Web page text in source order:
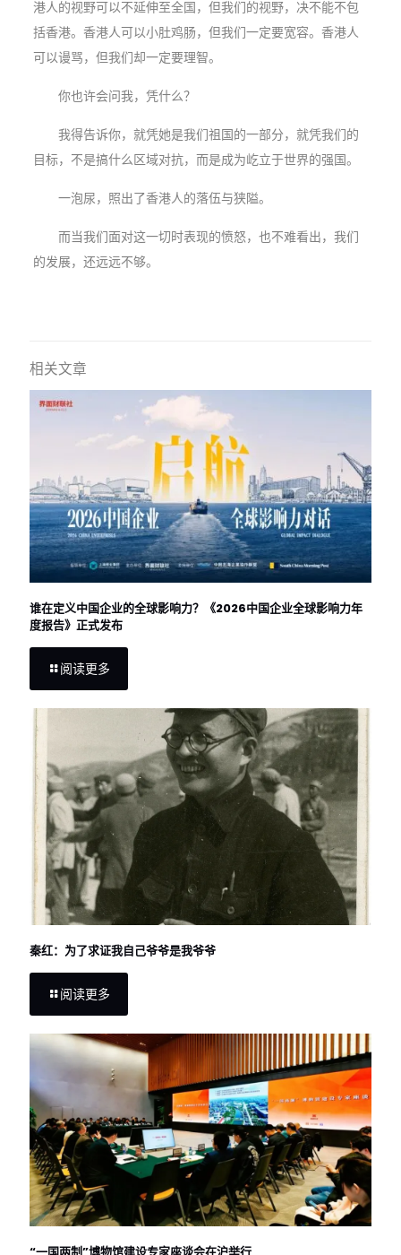
港人的视野可以不延伸至全国，但我们的视野，决不能不包
括香港。香港人可以小肚鸡肠，但我们一定要宽容。香港人
可以谩骂，但我们却一定要理智。
你也许会问我，凭什么？
我得告诉你，就凭她是我们祖国的一部分，就凭我们的
目标，不是搞什么区域对抗，而是成为屹立于世界的强国。
一泡尿，照出了香港人的落伍与狭隘。
而当我们面对这一切时表现的愤怒，也不难看出，我们
的发展，还远远不够。
相关文章
谁在定义中国企业的全球影响力？《2026中国企业全球影响力年
度报告》正式发布
阅读更多
秦红：为了求证我自己爷爷是我爷爷
阅读更多